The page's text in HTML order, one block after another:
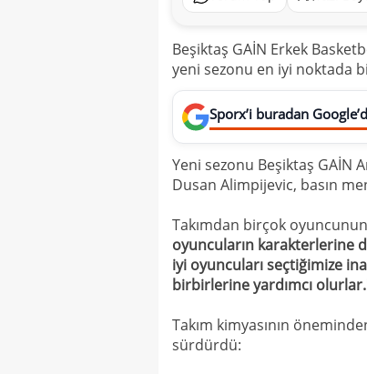
Beşiktaş GAİN Erkek
yeni sezonu en iyi noktada
Sporx’i buradan
Yeni sezonu Beşiktaş GAİN
Dusan Alimpijevic, basın
Takımdan birçok oyuncunun
oyuncuların karakterlerine
iyi oyuncuları seçtiğimize
birbirlerine yardımcı
Takım kimyasının
sürdürdü: